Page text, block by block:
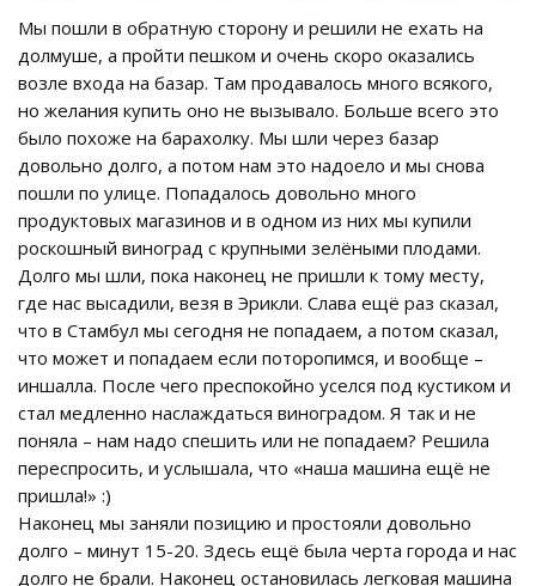
Мы пошли в обратную сторону и решили не ехать на
долмуше, а пройти пешком и очень скоро оказались
возле входа на базар. Там продавалось много всякого,
но желания купить оно не вызывало. Больше всего это
было похоже на барахолку. Мы шли через базар
довольно долго, а потом нам это надоело и мы снова
пошли по улице. Попадалось довольно много
продуктовых магазинов и в одном из них мы купили
роскошный виноград с крупными зелёными плодами.
Долго мы шли, пока наконец не пришли к тому месту,
где нас высадили, везя в Эрикли. Слава ещё раз сказал,
что в Стамбул мы сегодня не попадаем, а потом сказал,
что может и попадаем если поторопимся, и вообще –
иншалла. После чего преспокойно уселся под кустиком и
стал медленно наслаждаться виноградом. Я так и не
поняла – нам надо спешить или не попадаем? Решила
переспросить, и услышала, что «наша машина ещё не
пришла!» :)
Наконец мы заняли позицию и простояли довольно
долго – минут 15-20. Здесь ещё была черта города и нас
долго не брали. Наконец остановилась легковая машина